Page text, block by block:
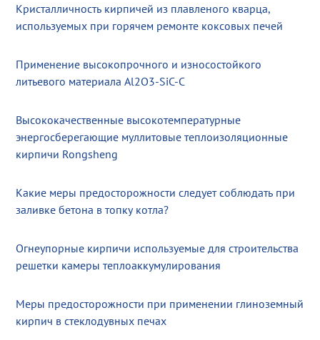
Кристалличность кирпичей из плавленого кварца,
используемых при горячем ремонте коксовых печей
Применение высокопрочного и износостойкого
литьевого материала Al2O3-SiC-C
Высококачественные высокотемпературные
энергосберегающие муллитовые теплоизоляционные
кирпичи Rongsheng
Какие меры предосторожности следует соблюдать при
заливке бетона в топку котла?
Огнеупорные кирпичи используемые для строительства
решетки камеры теплоаккумулирования
Меры предосторожности при применении глиноземный
кирпич в стеклодувных печах